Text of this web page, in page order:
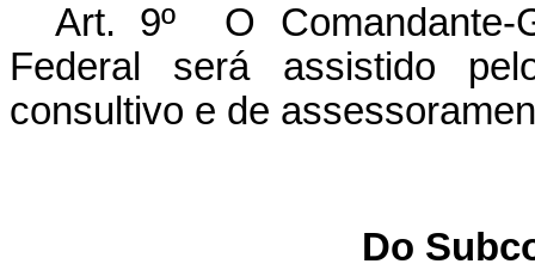
Art. 9º O Comandante-
Federal será assistido
consultivo e de
Do